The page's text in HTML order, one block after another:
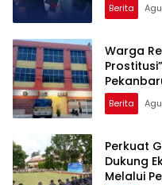
Berita
Warga
Aktivitas
Datuk
Berita
Perkuat
Dukung
Melalui